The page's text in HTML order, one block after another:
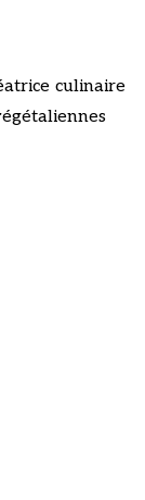
culinaire